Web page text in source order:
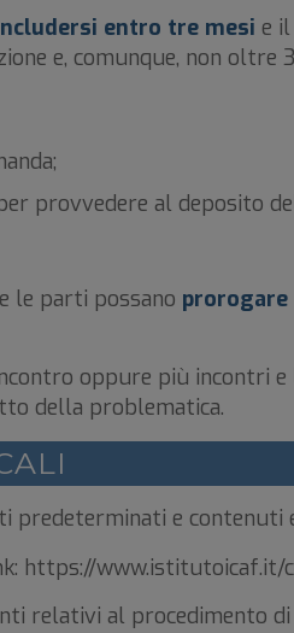
entro tre mesi e
e, comunque, non
provvedere al deposito
le parti possano
oppure più incontri
della problematica.
predeterminati e contenuti
https://www.istitutoicaf.it/
relativi al procedimento di